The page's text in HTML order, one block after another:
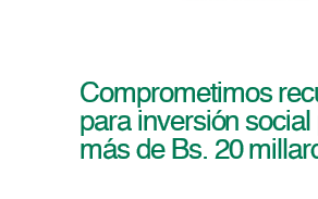
Comprometimos
para inversión social
más de Bs. 20